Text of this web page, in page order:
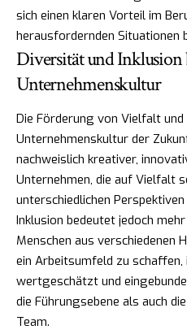
sich einen klaren Vorteil im
herausfordernden Situationen
Diversität und Inklusion
Unternehmenskultur
Die Förderung von Vielfalt
Unternehmenskultur der
nachweislich kreativer,
Unternehmen, die auf Vielfalt
unterschiedlichen
Inklusion bedeutet jedoch
Menschen aus verschiedenen
ein Arbeitsumfeld zu schaffen,
wertgeschätzt und
die Führungsebene als auch
Team.